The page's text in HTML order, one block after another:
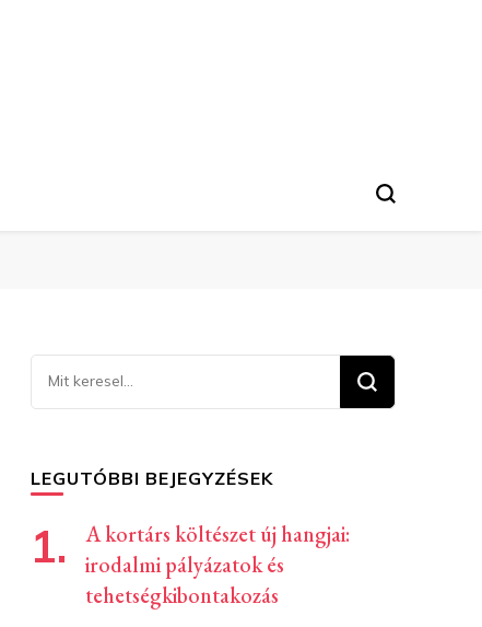
Keresel
valamit?
LEGUTÓBBI BEJEGYZÉSEK
A kortárs költészet új hangjai:
irodalmi pályázatok és
tehetségkibontakozás